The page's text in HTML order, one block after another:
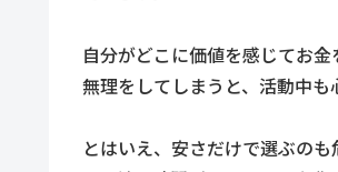
自分がどこに価値を感じてお
無理をしてしまうと、活動中も
とはいえ、安さだけで選ぶの